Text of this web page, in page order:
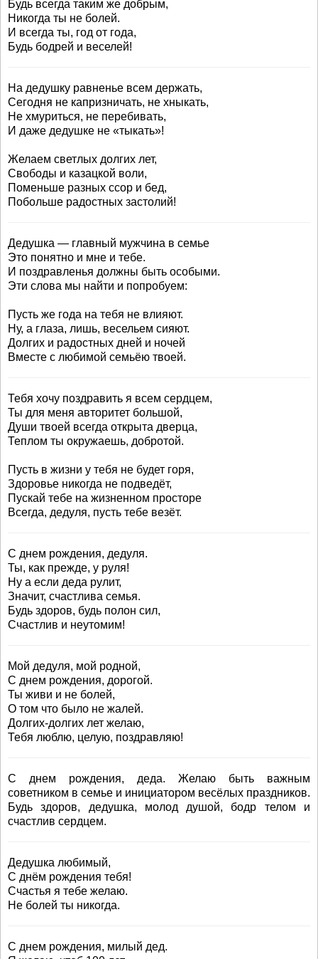
Будь всегда таким же добрым,
Никогда ты не болей.
И всегда ты, год от года,
Будь бодрей и веселей!
На дедушку равненье всем держать,
Сегодня не капризничать, не хныкать,
Не хмуриться, не перебивать,
И даже дедушке не «тыкать»!
Желаем светлых долгих лет,
Свободы и казацкой воли,
Поменьше разных ссор и бед,
Побольше радостных застолий!
Дедушка — главный мужчина в семье
Это понятно и мне и тебе.
И поздравленья должны быть особыми.
Эти слова мы найти и попробуем:
Пусть же года на тебя не влияют.
Ну, а глаза, лишь, весельем сияют.
Долгих и радостных дней и ночей
Вместе с любимой семьёю твоей.
Тебя хочу поздравить я всем сердцем,
Ты для меня авторитет большой,
Души твоей всегда открыта дверца,
Теплом ты окружаешь, добротой.
Пусть в жизни у тебя не будет горя,
Здоровье никогда не подведёт,
Пускай тебе на жизненном просторе
Всегда, дедуля, пусть тебе везёт.
С днем рождения, дедуля.
Ты, как прежде, у руля!
Ну а если деда рулит,
Значит, счастлива семья.
Будь здоров, будь полон сил,
Счастлив и неутомим!
Мой дедуля, мой родной,
С днем рождения, дорогой.
Ты живи и не болей,
О том что было не жалей.
Долгих-долгих лет желаю,
Тебя люблю, целую, поздравляю!
С днем рождения, деда. Желаю быть важным
советником в семье и инициатором весёлых праздников.
Будь здоров, дедушка, молод душой, бодр телом и
счастлив сердцем.
Дедушка любимый,
С днём рождения тебя!
Счастья я тебе желаю.
Не болей ты никогда.
С днем рождения, милый дед.